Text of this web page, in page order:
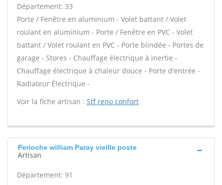
Département: 33
Porte / Fenêtre en aluminium - Volet battant / Volet
roulant en aluminium - Porte / Fenêtre en PVC - Volet
battant / Volet roulant en PVC - Porte blindée - Portes de
garage - Stores - Chauffage électrique à inertie -
Chauffage électrique à chaleur douce - Porte d'entrée -
Radiateur Électrique -
Voir la fiche artisan : Stf reno confort
Perioche william Paray vieille poste
Artisan
Département: 91